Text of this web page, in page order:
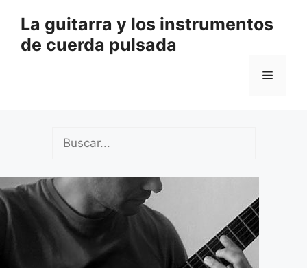
contenido
La guitarra y los instrumentos
de cuerda pulsada
Menú